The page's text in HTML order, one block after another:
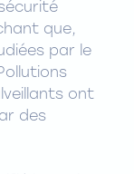
que,
par le
ont
des